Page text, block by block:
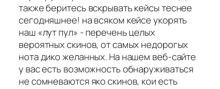
также беритесь вскрывать кейсы теснее
сегодняшнее! на всяком кейсе укорять
наш «лут пул» - перечень целых
вероятных скинов, от самых недорогых
нота дико желанных. На нашем веб-сайте
у вас есть возможность обнаруживаться
не сомневаются яко скинов, кои есть